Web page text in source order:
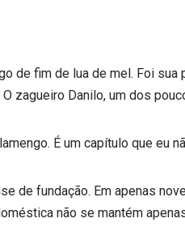
de fim de lua de mel. Foi
zagueiro Danilo, um dos
É um capítulo que eu
de fundação. Em apenas
não se mantém